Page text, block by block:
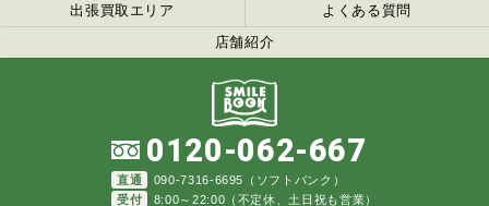
出張買取エリア
よくある質問
店舗紹介
0120-062-667
直通
090-7316-6695（ソフトバンク）
受付
8:00～22:00（不定休、土日祝も営業）